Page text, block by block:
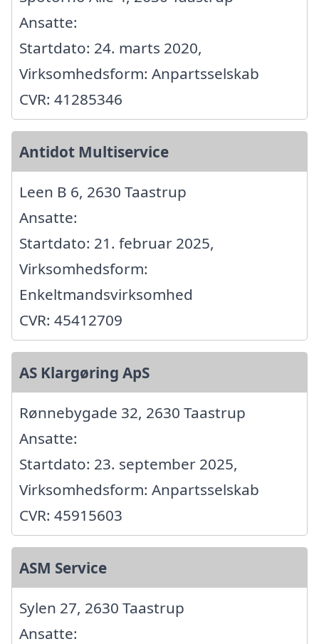
Ansatte:
Startdato: 24. marts 2020,
Virksomhedsform: Anpartsselskab
CVR: 41285346
Antidot Multiservice
Leen B 6, 2630 Taastrup
Ansatte:
Startdato: 21. februar 2025,
Virksomhedsform:
Enkeltmandsvirksomhed
CVR: 45412709
AS Klargøring ApS
Rønnebygade 32, 2630 Taastrup
Ansatte:
Startdato: 23. september 2025,
Virksomhedsform: Anpartsselskab
CVR: 45915603
ASM Service
Sylen 27, 2630 Taastrup
Ansatte: